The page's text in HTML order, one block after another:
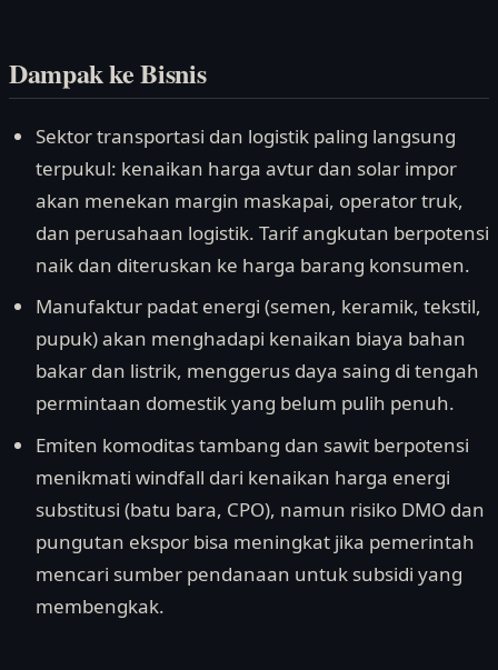
Dampak ke Bisnis
Sektor transportasi dan logistik paling langsung
terpukul: kenaikan harga avtur dan solar impor
akan menekan margin maskapai, operator truk,
dan perusahaan logistik. Tarif angkutan berpotensi
naik dan diteruskan ke harga barang konsumen.
Manufaktur padat energi (semen, keramik, tekstil,
pupuk) akan menghadapi kenaikan biaya bahan
bakar dan listrik, menggerus daya saing di tengah
permintaan domestik yang belum pulih penuh.
Emiten komoditas tambang dan sawit berpotensi
menikmati windfall dari kenaikan harga energi
substitusi (batu bara, CPO), namun risiko DMO dan
pungutan ekspor bisa meningkat jika pemerintah
mencari sumber pendanaan untuk subsidi yang
membengkak.